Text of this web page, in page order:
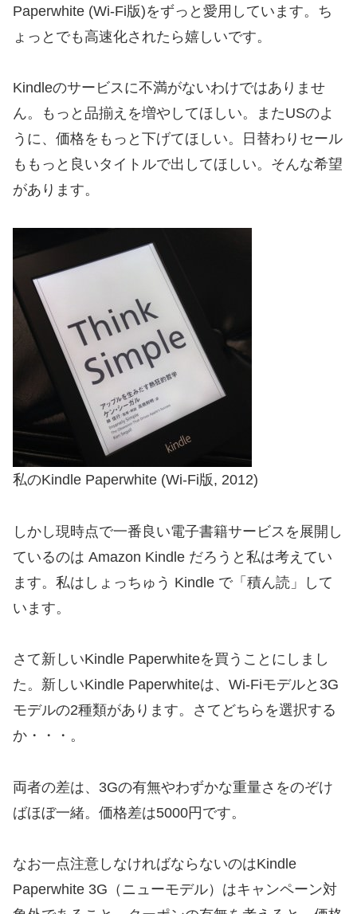
Paperwhite (Wi-Fi版)をずっと愛用しています。ち
ょっとでも高速化されたら嬉しいです。
Kindleのサービスに不満がないわけではありませ
ん。もっと品揃えを増やしてほしい。またUSのよ
うに、価格をもっと下げてほしい。日替わりセール
ももっと良いタイトルで出してほしい。そんな希望
があります。
私のKindle Paperwhite (Wi-Fi版, 2012)
しかし現時点で一番良い電子書籍サービスを展開し
ているのは Amazon Kindle だろうと私は考えてい
ます。私はしょっちゅう Kindle で「積ん読」して
います。
さて新しいKindle Paperwhiteを買うことにしまし
た。新しいKindle Paperwhiteは、Wi-Fiモデルと3G
モデルの2種類があります。さてどちらを選択する
か・・・。
両者の差は、3Gの有無やわずかな重量さをのぞけ
ばほぼ一緒。価格差は5000円です。
なお一点注意しなければならないのはKindle
Paperwhite 3G（ニューモデル）はキャンペーン対